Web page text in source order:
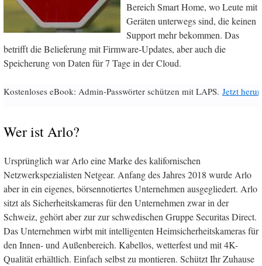
Bereich Smart Home, wo Leute mit
Geräten unterwegs sind, die keinen
Support mehr bekommen. Das
betrifft die Belieferung mit Firmware-Updates, aber auch die
Speicherung von Daten für 7 Tage in der Cloud.
Kostenloses eBook: Admin-Passwörter schützen mit LAPS. Jetzt
Wer ist Arlo?
Ursprünglich war Arlo eine Marke des kalifornischen
Netzwerkspezialisten Netgear. Anfang des Jahres 2018 wurde Arlo
aber in ein eigenes, börsennotiertes Unternehmen ausgegliedert. Arlo
sitzt als Sicherheitskameras für den Unternehmen zwar in der
Schweiz, gehört aber zur zur schwedischen Gruppe Securitas Direct.
Das Unternehmen wirbt mit intelligenten Heimsicherheitskameras für
den Innen- und Außenbereich. Kabellos, wetterfest und mit 4K-
Qualität erhältlich. Einfach selbst zu montieren. Schützt Ihr Zuhause